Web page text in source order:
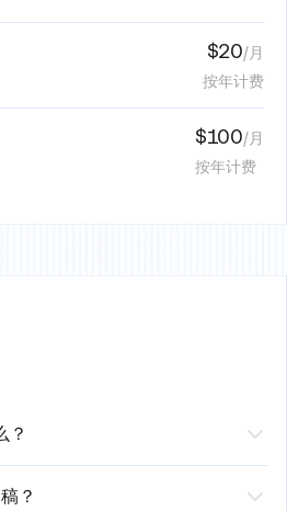
$20/月
按年计费
$100/月
按年计费
？
工智能工具，能将您的想法、文
的幻灯片。您只需提供一个提
？